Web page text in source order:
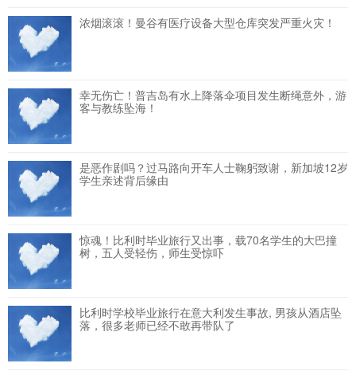
浓烟滚滚！曼谷有医疗设备大型仓库突发严重火灾！
幸无伤亡！普吉岛有水上降落伞项目发生断绳意外，游
客与教练坠海！
是恶作剧吗？过马路向开车人士鞠躬致谢，新加坡12岁
学生亲述背后缘由
惊魂！比利时毕业旅行又出事，载70名学生的大巴撞
树，五人受轻伤，师生受惊吓
比利时学校毕业旅行在意大利发生事故, 男孩从酒店坠
落，很多老师已经不敢再带队了